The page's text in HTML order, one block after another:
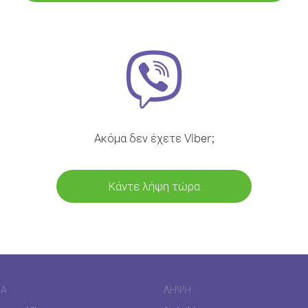
Ακόμα δεν έχετε Viber;
Κάντε λήψη τώρα
ΛΉΨΗ